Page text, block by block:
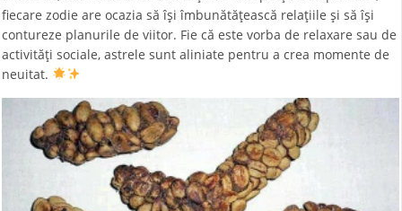
fiecare zodie are ocazia să își îmbunătățească relațiile și să își
contureze planurile de viitor. Fie că este vorba de relaxare sau de
activități sociale, astrele sunt aliniate pentru a crea momente de
neuitat.